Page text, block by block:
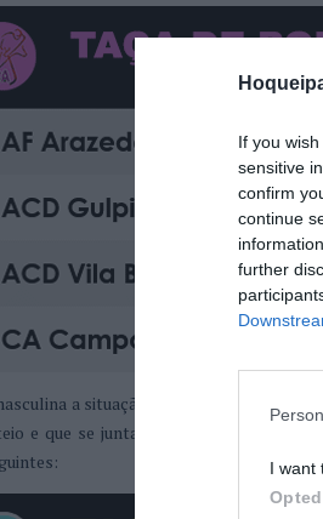
If you
sensitive
confirm
continue
further
I want
a situação não é nada mais clara
e que se juntarão às outras quatro